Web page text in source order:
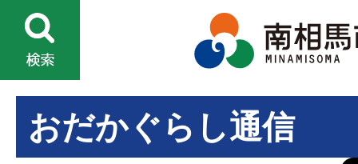
おだかぐらし通信